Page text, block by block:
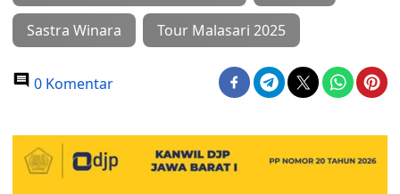
Sastra Winara Tour Malasari 2025
0 Komentar